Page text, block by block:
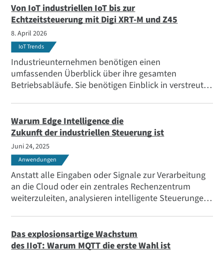
Von IoT industriellen IoT bis zur
Echtzeitsteuerung mit Digi XRT-M und Z45
8. April 2026
IoT Trends
Industrieunternehmen benötigen einen
umfassenden Überblick über ihre gesamten
Betriebsabläufe. Sie benötigen Einblick in verstreute,
Industrial Controller.
Warum Edge Intelligence die
Zukunft der industriellen Steuerung ist
Juni 24, 2025
Anwendungen
Anstatt alle Eingaben oder Signale zur Verarbeitung
an die Cloud oder ein zentrales Rechenzentrum
weiterzuleiten, analysieren intelligente Steuerungen
weiter. Erfahren Sie mehr in unserem Blog.
Das explosionsartige Wachstum
des IIoT: Warum MQTT die erste Wahl ist